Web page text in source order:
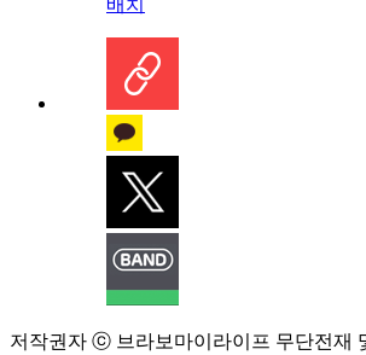
배치
저작권자 ⓒ 브라보마이라이프 무단전재